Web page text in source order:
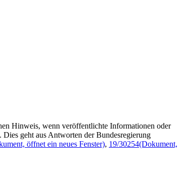
Hinweis, wenn veröffentlichte Informationen oder
geht aus Antworten der Bundesregierung
öffnet ein neues Fenster), 19/30254(Dokument,